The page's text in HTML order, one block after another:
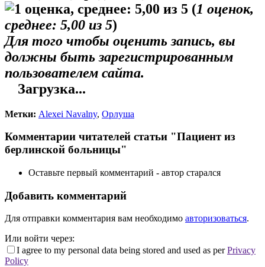
(1 оценок,
среднее: 5,00 из 5)
Для того чтобы оценить запись, вы
должны быть зарегистрированным
пользователем сайта.
Загрузка...
Метки: Alexei Navalny, Орлуша
Комментарии читателей статьи "Пациент из
берлинской больницы"
Оставьте первый комментарий - автор старался
Добавить комментарий
Для отправки комментария вам необходимо авторизоваться.
Или войти через:
I agree to my personal data being stored and used as perPrivacy
Policy